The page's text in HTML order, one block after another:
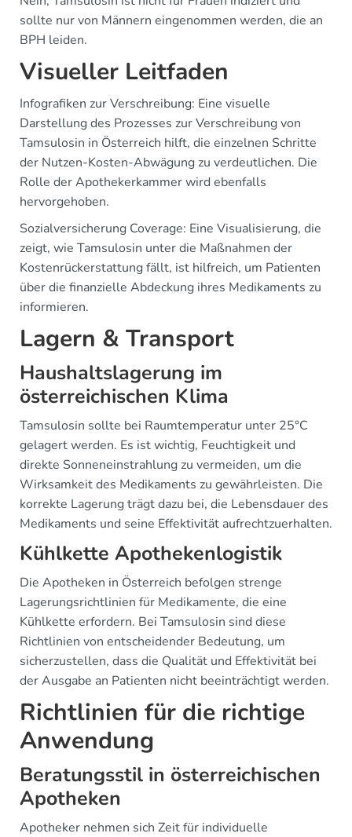
sollte nur von Männern eingenommen werden, die an
BPH leiden.
Visueller Leitfaden
Infografiken zur Verschreibung: Eine visuelle
Darstellung des Prozesses zur Verschreibung von
Tamsulosin in Österreich hilft, die einzelnen Schritte
der Nutzen-Kosten-Abwägung zu verdeutlichen. Die
Rolle der Apothekerkammer wird ebenfalls
hervorgehoben.
Sozialversicherung Coverage: Eine Visualisierung, die
zeigt, wie Tamsulosin unter die Maßnahmen der
Kostenrückerstattung fällt, ist hilfreich, um Patienten
über die finanzielle Abdeckung ihres Medikaments zu
informieren.
Lagern & Transport
Haushaltslagerung im
österreichischen Klima
Tamsulosin sollte bei Raumtemperatur unter 25°C
gelagert werden. Es ist wichtig, Feuchtigkeit und
direkte Sonneneinstrahlung zu vermeiden, um die
Wirksamkeit des Medikaments zu gewährleisten. Die
korrekte Lagerung trägt dazu bei, die Lebensdauer des
Medikaments und seine Effektivität aufrechtzuerhalten.
Kühlkette Apothekenlogistik
Die Apotheken in Österreich befolgen strenge
Lagerungsrichtlinien für Medikamente, die eine
Kühlkette erfordern. Bei Tamsulosin sind diese
Richtlinien von entscheidender Bedeutung, um
sicherzustellen, dass die Qualität und Effektivität bei
der Ausgabe an Patienten nicht beeinträchtigt werden.
Richtlinien für die richtige
Anwendung
Beratungsstil in österreichischen
Apotheken
Apotheker nehmen sich Zeit für individuelle